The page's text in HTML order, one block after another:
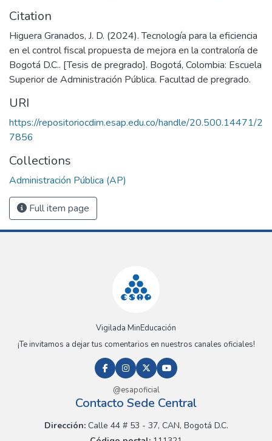
Citation
Higuera Granados, J. D. (2024). Tecnología para la eficiencia
en el control fiscal propuesta de mejora en la contraloría de
Bogotá D.C.. [Tesis de pregrado]. Bogotá, Colombia: Escuela
Superior de Administración Pública. Facultad de pregrado.
URI
https://repositoriocdim.esap.edu.co/handle/20.500.14471/2
7856
Collections
Administración Pública (AP)
Full item page
Vigilada MinEducación
¡Te invitamos a dejar tus comentarios en nuestros canales oficiales!
@esapoficial
Contacto Sede Central
Dirección:Calle 44 # 53 - 37, CAN, Bogotá D.C.